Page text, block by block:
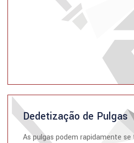
Dedetização de Pulgas
As pulgas podem rapidamente